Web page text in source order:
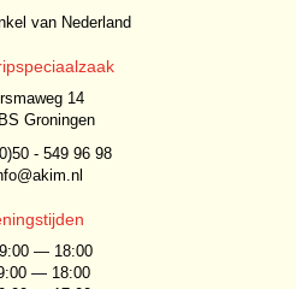
van Nederland
14
Groningen
- 549 96 98
— 18:00
— 18:00